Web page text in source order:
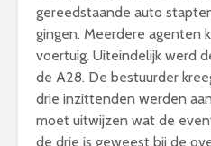
gereedstaande auto
gingen. Meerdere agenten
voertuig. Uiteindelijk werd
de A28. De bestuurder
drie inzittenden werden
moet uitwijzen wat de
de drie is geweest bij de